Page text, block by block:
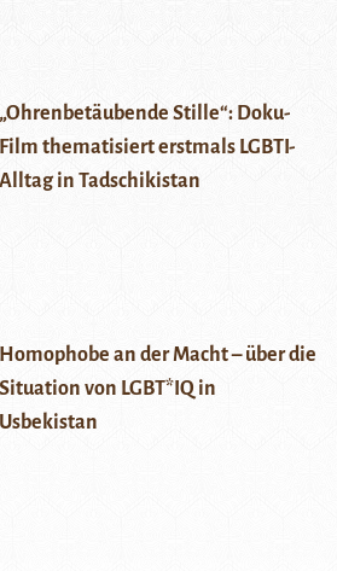
„Ohrenbetäubende Stille“: Doku-
Film thematisiert erstmals LGBTI-
Alltag in Tadschikistan
Homophobe an der Macht – über die
Situation von LGBT*IQ in
Usbekistan